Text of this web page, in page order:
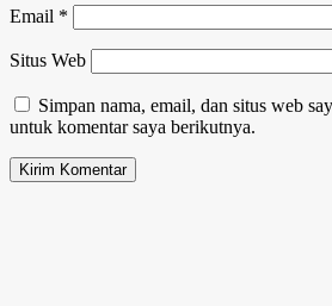
Email *
Situs Web
Simpan nama, email, dan situs web
untuk komentar saya berikutnya.